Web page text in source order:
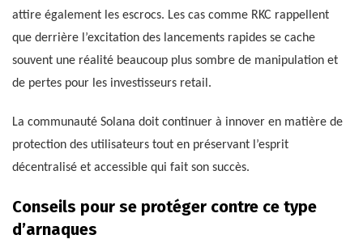
attire également les escrocs. Les cas comme RKC rappellent
que derrière l’excitation des lancements rapides se cache
souvent une réalité beaucoup plus sombre de manipulation et
de pertes pour les investisseurs retail.
La communauté Solana doit continuer à innover en matière de
protection des utilisateurs tout en préservant l’esprit
décentralisé et accessible qui fait son succès.
Conseils pour se protéger contre ce type
d’arnaques